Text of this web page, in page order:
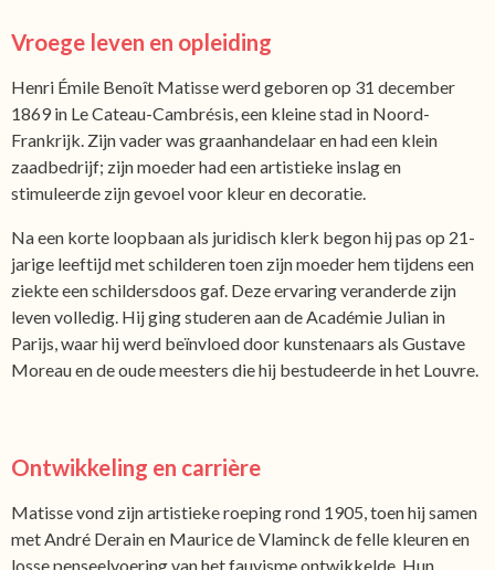
Vroege leven en opleiding
Henri Émile Benoît Matisse werd geboren op 31 december
1869 in Le Cateau-Cambrésis, een kleine stad in Noord-
Frankrijk. Zijn vader was graanhandelaar en had een klein
zaadbedrijf; zijn moeder had een artistieke inslag en
stimuleerde zijn gevoel voor kleur en decoratie.
Na een korte loopbaan als juridisch klerk begon hij pas op 21-
jarige leeftijd met schilderen toen zijn moeder hem tijdens een
ziekte een schildersdoos gaf. Deze ervaring veranderde zijn
leven volledig. Hij ging studeren aan de Académie Julian in
Parijs, waar hij werd beïnvloed door kunstenaars als Gustave
Moreau en de oude meesters die hij bestudeerde in het Louvre.
Ontwikkeling en carrière
Matisse vond zijn artistieke roeping rond 1905, toen hij samen
met André Derain en Maurice de Vlaminck de felle kleuren en
losse penseelvoering van het fauvisme ontwikkelde. Hun